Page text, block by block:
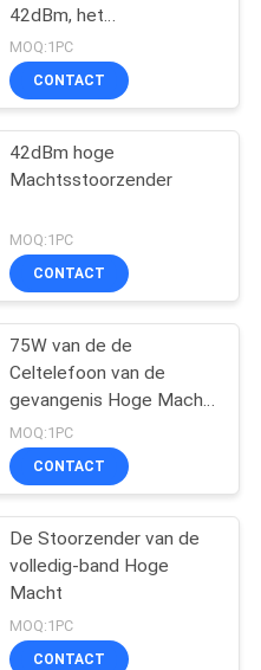
42dBm, het
Signaalstoorzender van
de Celtelefoon voor
Douane
MOQ:1PC
CONTACT
42dBm hoge
Machtsstoorzender
MOQ:1PC
CONTACT
75W van de de
Celtelefoon van de
gevangenis Hoge Macht
het
Signaalstoorzender/Blocker
est-808LB
MOQ:1PC
CONTACT
De Stoorzender van de
volledig-band Hoge
Macht
MOQ:1PC
CONTACT